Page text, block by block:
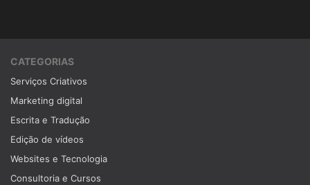
CATEGORIAS
Serviços Criativos
Marketing digital
Escrita e Tradução
Edição de vídeos
Websites e Tecnologia
Consultoria e Cursos